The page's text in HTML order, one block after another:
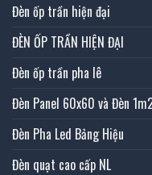
Đèn ốp trần hiện đại
ĐÈN ỐP TRẦN HIỆN ĐẠI
Đèn ốp trần pha lê
Đèn Panel 60x60 và Đèn
Đèn Pha Led Bảng Hiệu
Đèn quạt cao cấp NL